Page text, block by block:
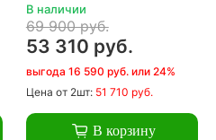
В наличии
69 900 руб.
53 310 руб.
выгода 16 590 руб. или 24%
Цена от 2шт: 51 710 руб.
В корзину